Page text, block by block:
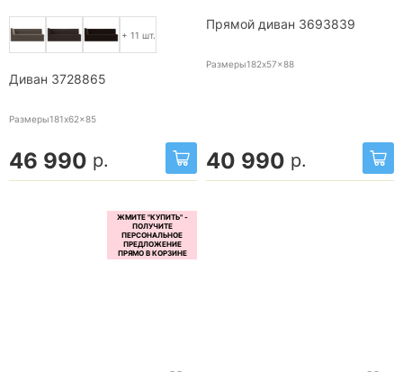
+ 11 шт.
Диван 3728865
Размеры181x62x85
46 990 р.
Прямой диван 3693839
Размеры182x57x88
40 990 р.